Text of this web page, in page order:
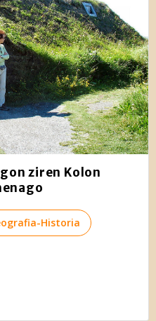
gero, teknologia hori
ematen diguzu.Gehiago
ziren Kolon
Historia